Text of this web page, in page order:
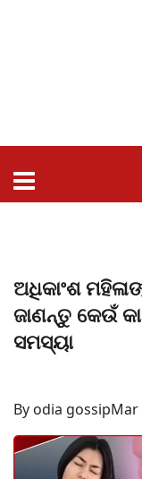
ଅଧିକାଂଶ
ଜାଣନ୍ତୁ କେଉଁ
ସମସ୍ୟା
By odia gossipMar